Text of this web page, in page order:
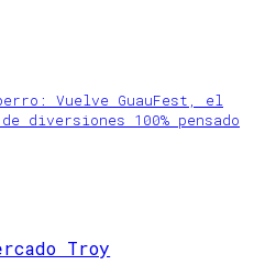
Vuelve GuauFest, el
diversiones 100% pensado
Troy